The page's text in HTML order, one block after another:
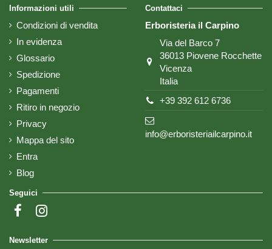
Informazioni utili
Condizioni di vendita
In evidenza
Glossario
Spedizione
Pagamenti
Ritiro in negozio
Privacy
Mappa del sito
Entra
Blog
Contattaci
Erboristeria il Carpino
Via del Barco 7
36013 Piovene Rocchette
Vicenza
Italia
+39 392 612 6736
info@erboristeriailcarpino.it
Seguici
Newsletter